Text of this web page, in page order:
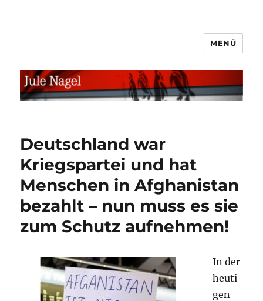
MENÜ
Deutschland war
Kriegspartei und hat
Menschen in Afghanistan
bezahlt – nun muss es sie
zum Schutz aufnehmen!
In der
heuti
gen